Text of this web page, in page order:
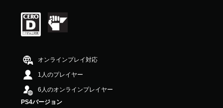
評
価
は
階
の
5
オンラインプレイ対応
1人のプレイヤー
6人のオンラインプレイヤー
PS4バージョン